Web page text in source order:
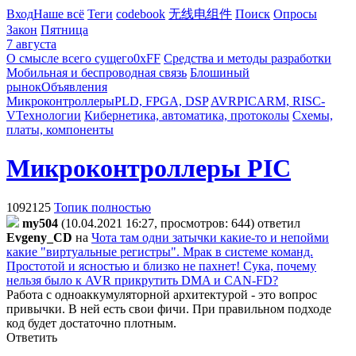
ВходНаше всё Теги codebook 无线电组件 Поиск Опросы
Закон Пятница
7 августа
О смысле всего сущего0xFF Средства и методы разработки
Мобильная и беспроводная связь Блошиный
рынокОбъявления
МикроконтроллерыPLD, FPGA, DSP AVRPICARM, RISC-
VТехнологии Кибернетика, автоматика, протоколы Схемы,
платы, компоненты
Микроконтроллеры PIC
1092125 Топик полностью
my504 (10.04.2021 16:27, просмотров: 644) ответил
Evgeny_CD на Чота там одни затычки какие-то и непойми
какие "виртуальные регистры". Мрак в системе команд.
Простотой и ясностью и близко не пахнет! Сука, почему
нельзя было к AVR прикрутить DMA и CAN-FD?
Работа с одноаккумуляторной архитектурой - это вопрос
привычки. В ней есть свои фичи. При правильном подходе
код будет достаточно плотным.
Ответить